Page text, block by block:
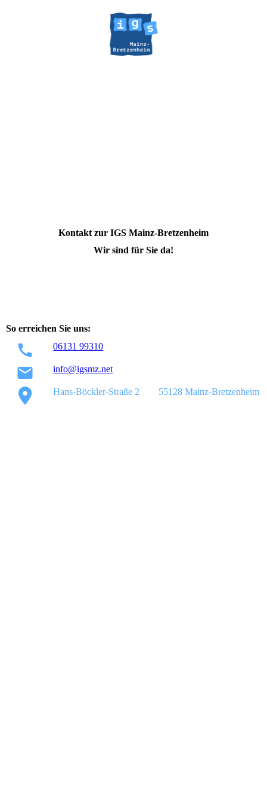
Kontakt zur IGS Mainz-Bretzenheim
Wir sind für Sie da!
So erreichen Sie uns:
06131 99310
info@igsmz.net
Hans-Böckler-Straße 2 55128 Mainz-Bretzenheim